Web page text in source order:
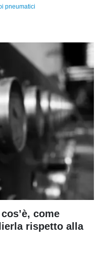
pneumatici
come
rispetto alla